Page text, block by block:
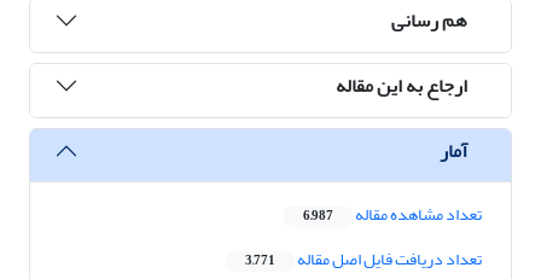
هم رسانی
ارجاع به این مقاله
آمار
تعداد مشاهده مقاله 6,987
تعداد دریافت فایل اصل مقاله 3,771